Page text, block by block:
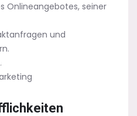
Onlineangebotes, seiner
und